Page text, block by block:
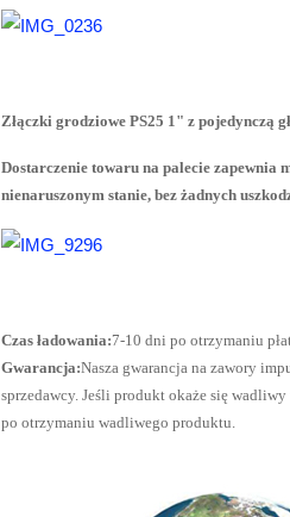
Złączki grodziowe PS25 1" z pojedynczą
Dostarczenie towaru na palecie zapewnia
nienaruszonym stanie, bez żadnych
Czas ładowania:7-10 dni po otrzymaniu
Gwarancja:Nasza gwarancja na zawory
sprzedawcy. Jeśli produkt okaże się
po otrzymaniu wadliwego produktu.